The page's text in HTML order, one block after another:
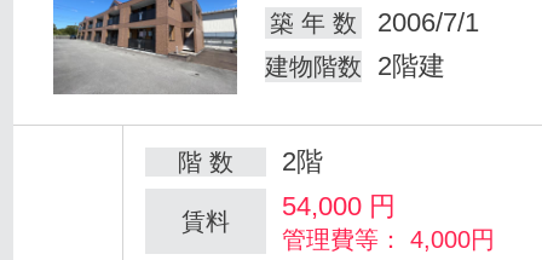
築 年 数
2006/7/1
建物階数 2階建
階 数 2階
賃料 54,000 円
管理費等： 4,000円